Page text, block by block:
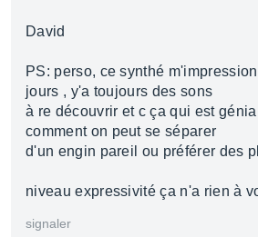
David
PS: perso, ce synthé
jours , y'a toujours des sons
à re découvrir et c ça qui est
comment on peut se séparer
d'un engin pareil ou préférer des
niveau expressivité ça n'a rien à
signaler